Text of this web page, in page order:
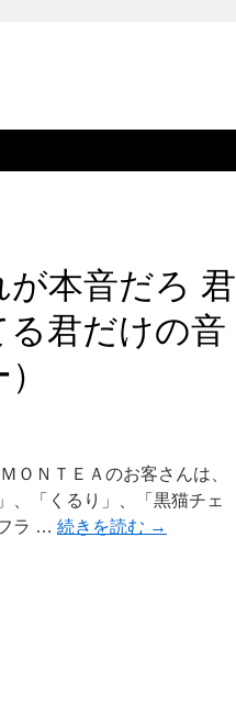
本音だろ 君
君だけの音
ＯＮＴＥＡのお客さんは、
、「くるり」、「黒猫チェ
ラ … 続きを読む →